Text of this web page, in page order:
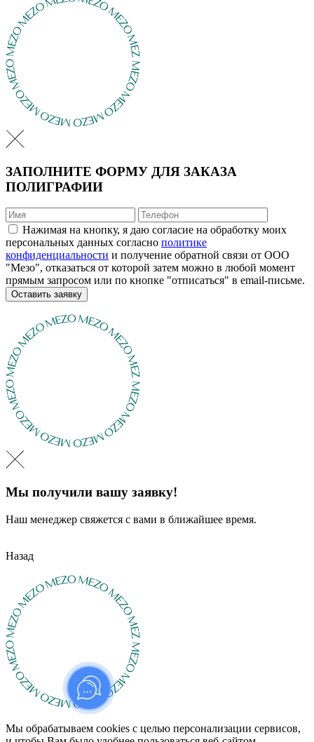
ЗАПОЛНИТЕ ФОРМУ ДЛЯ ЗАКАЗА
ПОЛИГРАФИИ
Нажимая на кнопку, я даю согласие на обработку моих
персональных данных согласно политике
конфиденциальности и получение обратной связи от ООО
"Мезо", отказаться от которой затем можно в любой момент
прямым запросом или по кнопке "отписаться" в email-письме.
Оставить заявку
Мы получили вашу заявку!
Наш менеджер свяжется с вами в ближайшее время.
Назад
Мы обрабатываем cookies с целью персонализации сервисов,